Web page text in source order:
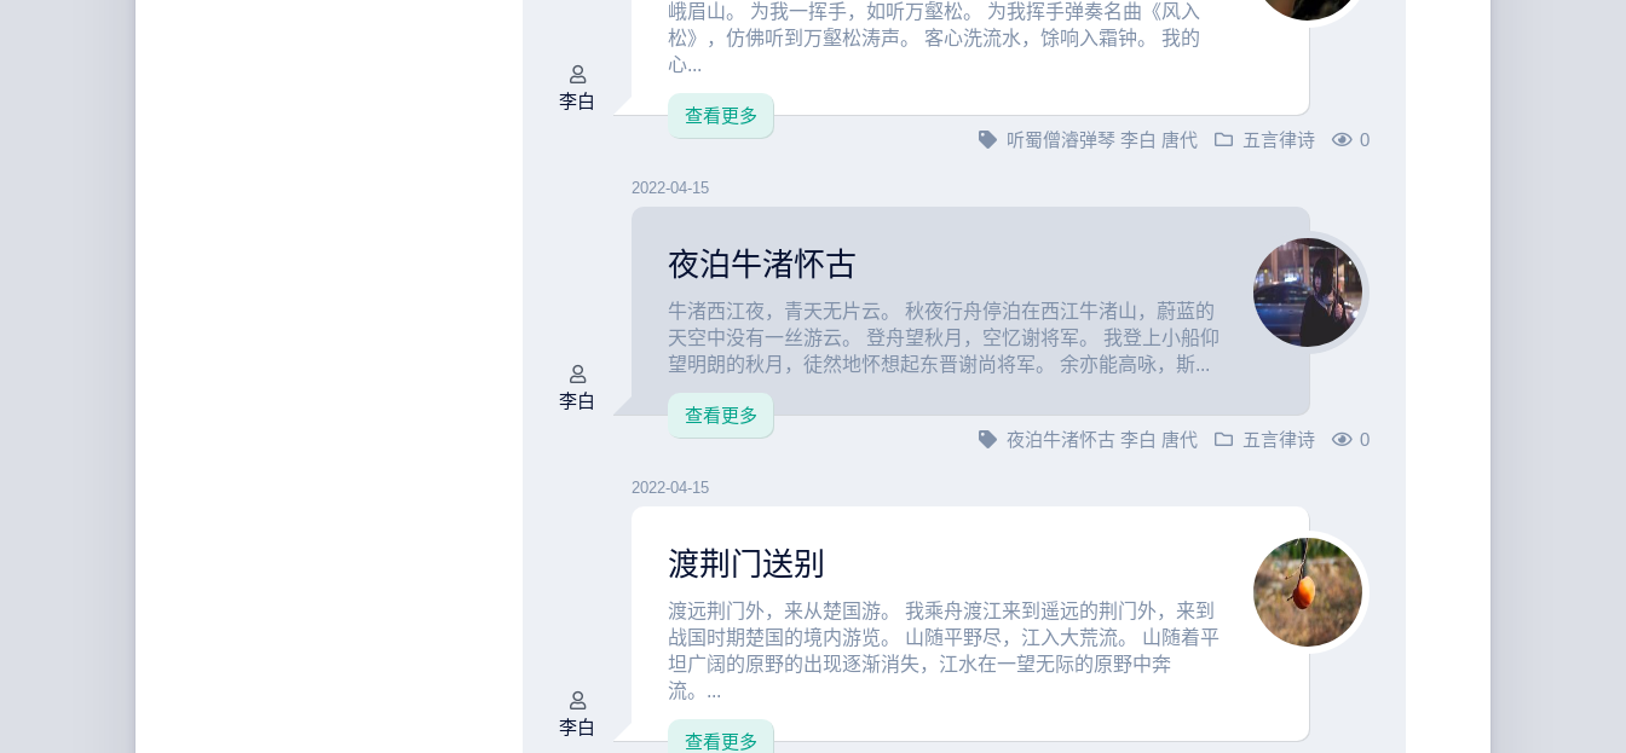
李白
峨眉山。 为我一挥手，如听万壑松。 为我挥手弹奏名曲《风入
松》，仿佛听到万壑松涛声。 客心洗流水，馀响入霜钟。 我的
心...
查看更多
听蜀僧濬弹琴 李白 唐代 五言律诗 0
李白
2022-04-15
夜泊牛渚怀古
牛渚西江夜，青天无片云。 秋夜行舟停泊在西江牛渚山，蔚蓝的
天空中没有一丝游云。 登舟望秋月，空忆谢将军。 我登上小船仰
望明朗的秋月，徒然地怀想起东晋谢尚将军。 余亦能高咏，斯...
查看更多
夜泊牛渚怀古 李白 唐代 五言律诗 0
李白
2022-04-15
渡荆门送别
渡远荆门外，来从楚国游。 我乘舟渡江来到遥远的荆门外，来到
战国时期楚国的境内游览。 山随平野尽，江入大荒流。 山随着平
坦广阔的原野的出现逐渐消失，江水在一望无际的原野中奔
流。...
查看更多